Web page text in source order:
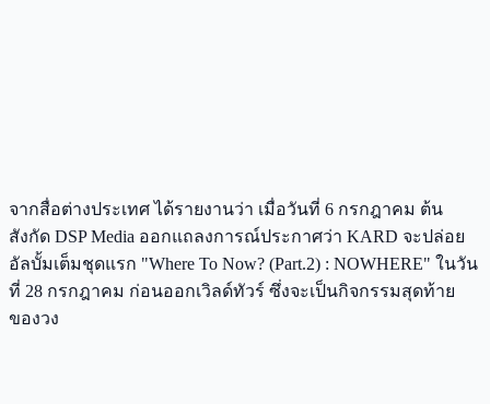
จากสื่อต่างประเทศ ได้รายงานว่า เมื่อวันที่ 6 กรกฎาคม ต้น
สังกัด DSP Media ออกแถลงการณ์ประกาศว่า KARD จะปล่อย
อัลบั้มเต็มชุดแรก "Where To Now? (Part.2) : NOWHERE" ในวัน
ที่ 28 กรกฎาคม ก่อนออกเวิลด์ทัวร์ ซึ่งจะเป็นกิจกรรมสุดท้าย
ของวง